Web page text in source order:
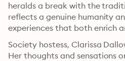
heralds a break with the
reflects a genuine humanity
experiences that both enrich
Society hostess, Clarissa
Her thoughts and sensations